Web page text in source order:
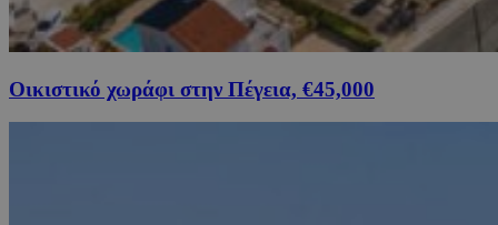
Οικιστικό χωράφι στην Πέγεια, €45,000